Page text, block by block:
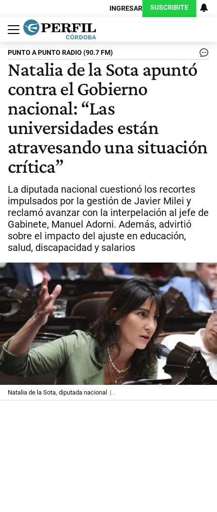
INGRESAR SUSCRIBITE
Política
Economía
Judiciales
Sociedad
Cultura
Espectáculos
Deportes
Protagonistas
PUNTO A PUNTO RADIO (90.7 FM)
Natalia de la Sota apuntó
contra el Gobierno
nacional: “Las
universidades están
atravesando una situación
crítica”
La diputada nacional cuestionó los recortes
impulsados por la gestión de Javier Milei y
reclamó avanzar con la interpelación al jefe de
Gabinete, Manuel Adorni. Además, advirtió
sobre el impacto del ajuste en educación,
salud, discapacidad y salarios
Natalia de la Sota, diputada nacional | .